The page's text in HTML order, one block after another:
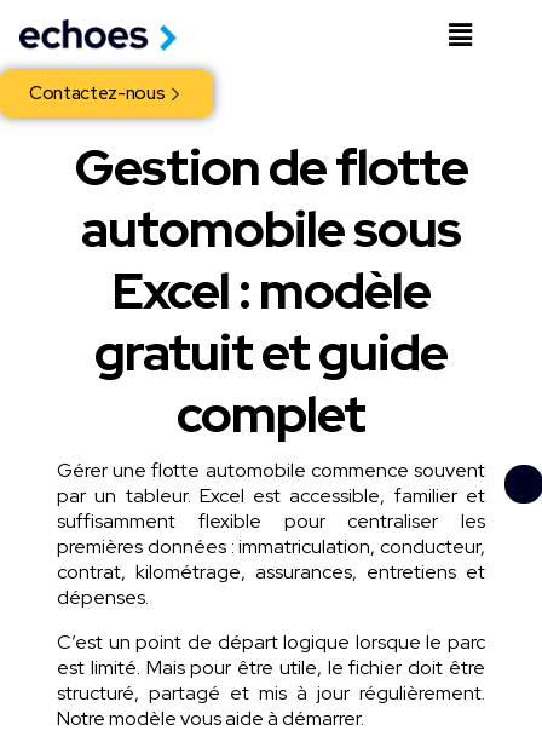
Contactez-nous
Gestion de flotte
automobile sous
Excel : modèle
gratuit et guide
complet
Gérer une flotte automobile commence souvent
par un tableur. Excel est accessible, familier et
suffisamment flexible pour centraliser les
premières données : immatriculation, conducteur,
contrat, kilométrage, assurances, entretiens et
dépenses.
C’est un point de départ logique lorsque le parc
est limité. Mais pour être utile, le fichier doit être
structuré, partagé et mis à jour régulièrement.
Notre modèle vous aide à démarrer.